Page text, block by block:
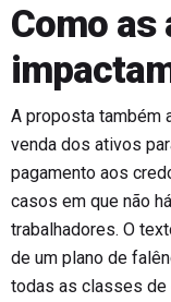
Como as
A proposta também
venda dos ativos
pagamento aos
casos em que não
trabalhadores. O
de um plano de
todas as classes